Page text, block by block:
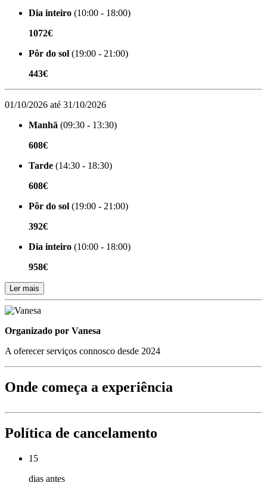
Dia inteiro (10:00 - 18:00)
1072€
Pôr do sol (19:00 - 21:00)
443€
01/10/2026 até 31/10/2026
Manhã (09:30 - 13:30)
608€
Tarde (14:30 - 18:30)
608€
Pôr do sol (19:00 - 21:00)
392€
Dia inteiro (10:00 - 18:00)
958€
Ler mais
Organizado por
Organizado por Vanesa
A oferecer serviços connosco desde 2024
Onde começa a experiência
Política de cancelamento
15
dias antes